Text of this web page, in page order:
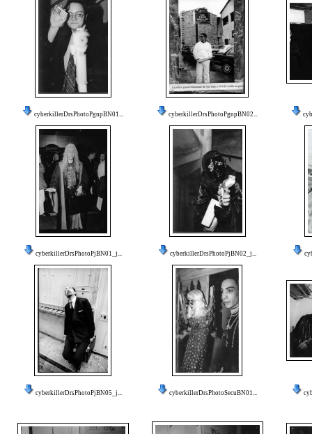
cyberkillerDrsPhotoPgnpBN01... cyberkillerDrsPhotoPgnpBN02...
cyberkillerDrsPhotoPjBN01_j... cyberkillerDrsPhotoPjBN02_j...
cyberkillerDrsPhotoPjBN05_j... cyberkillerDrsPhotoSecuBN01...